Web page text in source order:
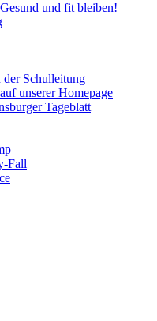
und fit bleiben!
Schulleitung
unserer Homepage
Tageblatt
Fall